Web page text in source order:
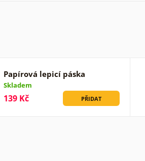
Papírová lepicí páska
Skladem
139 Kč PŘIDAT